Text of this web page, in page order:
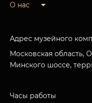
О нас
Адрес музейного
Московская область,
Минского шоссе,
Часы работы